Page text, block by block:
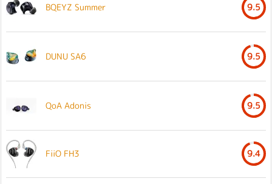
BQEYZ Summer 9.5
DUNU SA6 9.5
QoA Adonis 9.5
FiiO FH3 9.4